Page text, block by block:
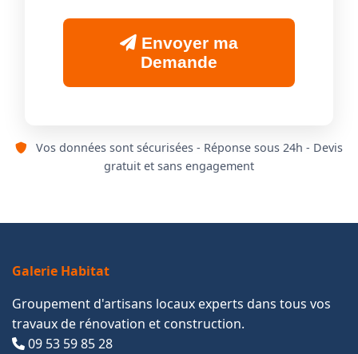
Envoyer ma
Demande
Vos données sont sécurisées - Réponse sous 24h - Devis
gratuit et sans engagement
Galerie Habitat
Groupement d'artisans locaux experts dans tous vos
travaux de rénovation et construction.
09 53 59 85 28